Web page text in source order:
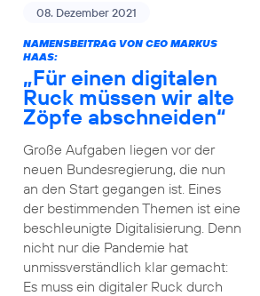
08. Dezember 2021
NAMENSBEITRAG VON CEO MARKUS
HAAS:
„Für einen digitalen
Ruck müssen wir alte
Zöpfe abschneiden“
Große Aufgaben liegen vor der
neuen Bundesregierung, die nun
an den Start gegangen ist. Eines
der bestimmenden Themen ist eine
beschleunigte Digitalisierung. Denn
nicht nur die Pandemie hat
unmissverständlich klar gemacht:
Es muss ein digitaler Ruck durch